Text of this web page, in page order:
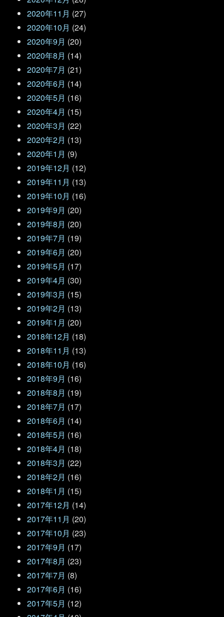
2020年11月 (27)
2020年10月 (24)
2020年9月 (20)
2020年8月 (14)
2020年7月 (21)
2020年6月 (14)
2020年5月 (16)
2020年4月 (15)
2020年3月 (22)
2020年2月 (13)
2020年1月 (9)
2019年12月 (12)
2019年11月 (13)
2019年10月 (16)
2019年9月 (20)
2019年8月 (20)
2019年7月 (19)
2019年6月 (20)
2019年5月 (17)
2019年4月 (30)
2019年3月 (15)
2019年2月 (13)
2019年1月 (20)
2018年12月 (18)
2018年11月 (13)
2018年10月 (16)
2018年9月 (16)
2018年8月 (19)
2018年7月 (17)
2018年6月 (14)
2018年5月 (16)
2018年4月 (18)
2018年3月 (22)
2018年2月 (16)
2018年1月 (15)
2017年12月 (14)
2017年11月 (20)
2017年10月 (23)
2017年9月 (17)
2017年8月 (23)
2017年7月 (8)
2017年6月 (16)
2017年5月 (12)